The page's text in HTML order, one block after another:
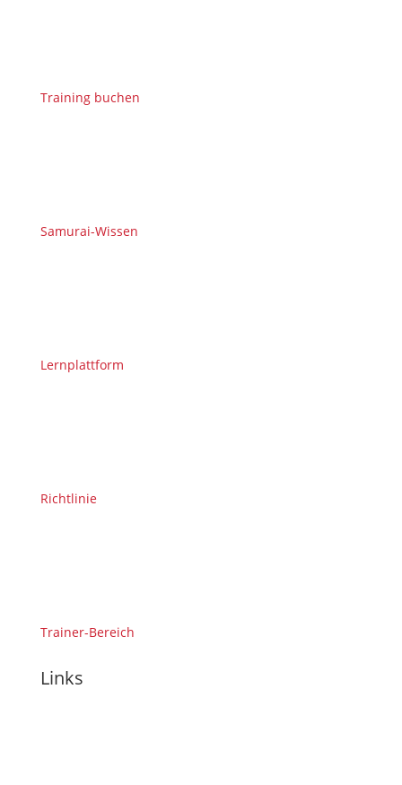
Training buchen
Samurai-Wissen
Lernplattform
Richtlinie
Trainer-Bereich
Links